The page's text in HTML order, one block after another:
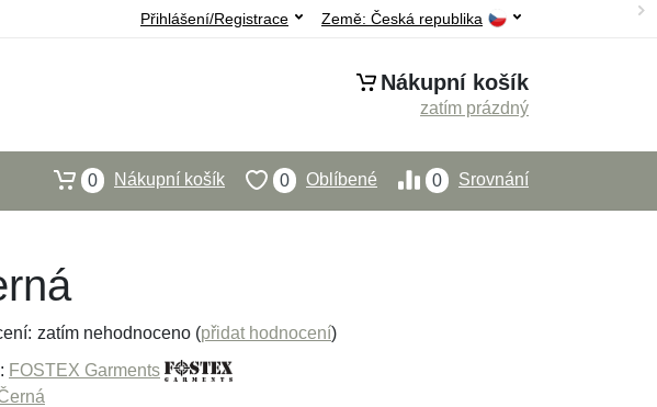
Země: Česká republika
Přihlášení/Registrace
Nákupní košík
zatím prázdný
0 Srovnání
0 Oblíbené
0 Nákupní košík
zatím nehodnoceno (přidat hodnocení)
FOSTEX Garments